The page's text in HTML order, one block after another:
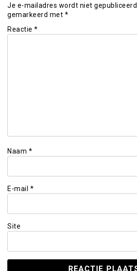
Je e-mailadres wordt niet gepubliceerd.
gemarkeerd met *
Reactie *
Naam *
E-mail *
Site